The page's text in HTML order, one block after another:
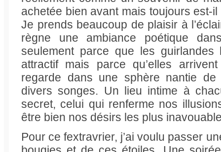
achetée bien avant mais toujours est-
Je prends beaucoup de plaisir à
règne une ambiance poétique
seulement parce que les
attractif mais parce qu’elles
regarde dans une sphère nantie de
divers songes. Un lieu intime à
secret, celui qui renferme nos
être bien nos désirs les plus
Pour ce fextravrier, j’ai voulu passer